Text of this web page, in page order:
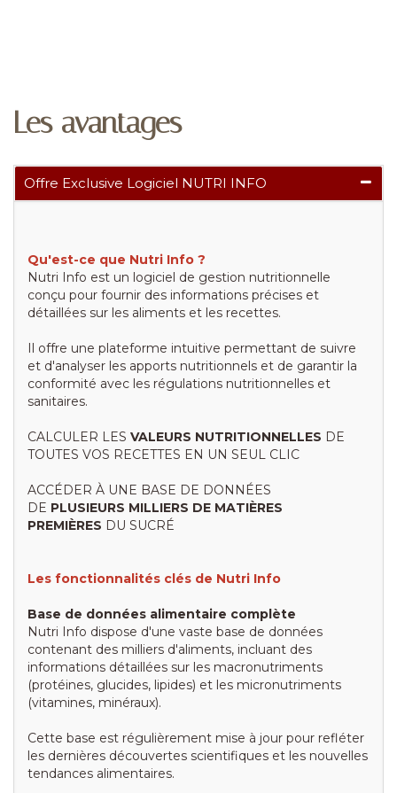
Les avantages
Offre Exclusive Logiciel NUTRI INFO
Qu'est-ce que Nutri Info ?
Nutri Info est un logiciel de gestion nutritionnelle
conçu pour fournir des informations précises et
détaillées sur les aliments et les recettes.
Il offre une plateforme intuitive permettant de suivre
et d'analyser les apports nutritionnels et de garantir la
conformité avec les régulations nutritionnelles et
sanitaires.
CALCULER LES VALEURS NUTRITIONNELLES DE
TOUTES VOS RECETTES EN UN SEUL CLIC
ACCÉDER À UNE BASE DE DONNÉES
DE PLUSIEURS MILLIERS DE MATIÈRES
PREMIÈRES DU SUCRÉ
Les fonctionnalités clés de Nutri Info
Base de données alimentaire complète
Nutri Info dispose d'une vaste base de données
contenant des milliers d'aliments, incluant des
informations détaillées sur les macronutriments
(protéines, glucides, lipides) et les micronutriments
(vitamines, minéraux).
Cette base est régulièrement mise à jour pour refléter
les dernières découvertes scientifiques et les nouvelles
tendances alimentaires.